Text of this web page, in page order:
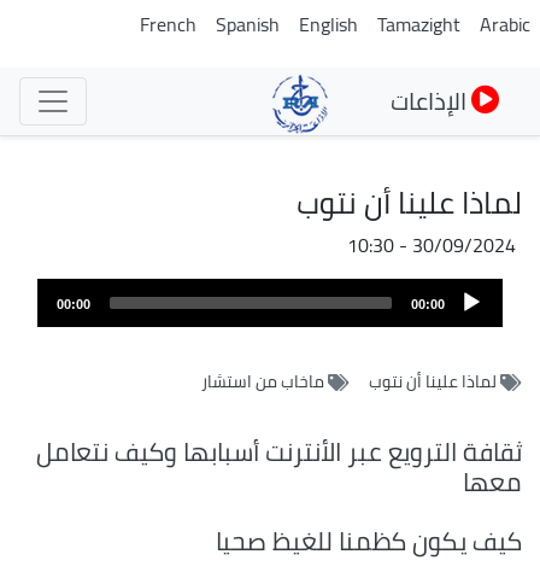
تجاوز
Arabic
Tamazight
English
Spanish
French
الإذاعات
لماذا علينا أن نتوب
30/09/2024 - 10:30
Audio
Player
00:00
00:00
لماذا علينا أن نتوب ماخاب من استشار
ثقافة الترويع عبر الأنترنت أسبابها وكيف نتعامل
معها
كيف يكون كظمنا للغيظ صحيا